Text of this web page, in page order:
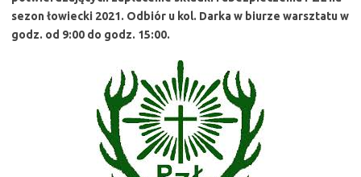
sezon łowiecki 2021. Odbiór u kol. Darka w biurze warsztatu w
godz. od 9:00 do godz. 15:00.